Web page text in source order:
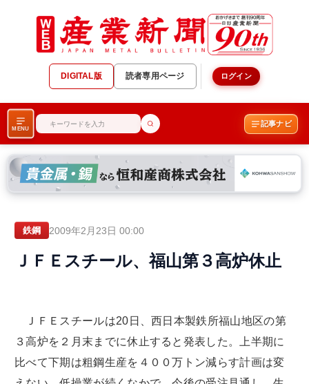
DIGITAL版 読者専用ページ ログイン
MENU
記事ナビ
鉄鋼 2009年2月23日 00:00
ＪＦＥスチール、福山第３高炉休止
ＪＦＥスチールは20日、西日本製鉄所福山地区の第
３高炉を２月末までに休止すると発表した。上半期に
比べて下期は粗鋼生産を４００万トン減らす計画は変